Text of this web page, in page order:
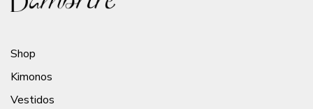
Shop
Kimonos
Vestidos